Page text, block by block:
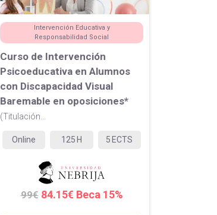
Intervención Educativa y
Responsabilidad Social
Curso de Intervención
Psicoeducativa en Alumnos
con Discapacidad Visual
Baremable en oposiciones*
(Titulación...
Online 125 H 5 ECTS
99€ 84.15€ Beca 15%